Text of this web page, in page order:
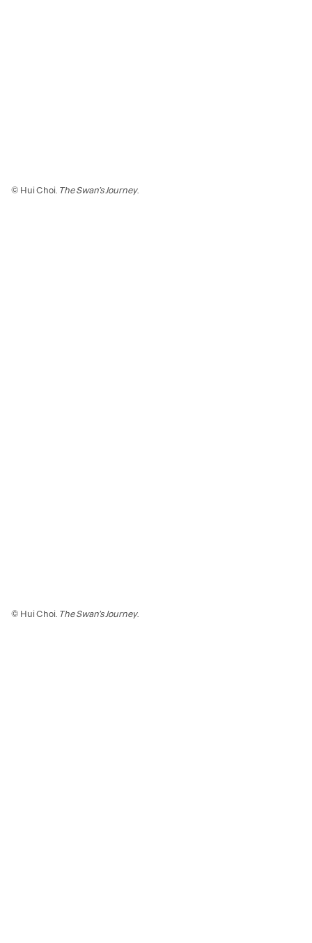
© Hui Choi. The Swan’s Journey.
© Hui Choi. The Swan’s Journey.